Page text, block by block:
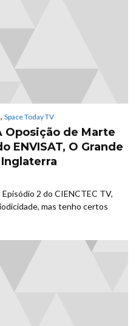
, Space Today TV
Oposição de Marte
ENVISAT, O Grande
2 do CIENCTEC TV,
mas tenho certos